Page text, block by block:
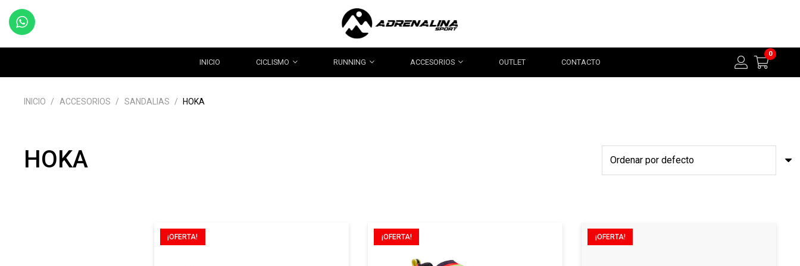
INICIO CICLISMO RUNNING ACCESORIOS OUTLET CONTACTO
0
INICIO / ACCESORIOS / SANDALIAS / HOKA
HOKA
¡OFERTA! ¡OFERTA! ¡OFERTA!